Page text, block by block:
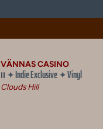
VÄNNAS CASINO
II ✦Indie Exclusive✦Vinyl
Clouds Hill